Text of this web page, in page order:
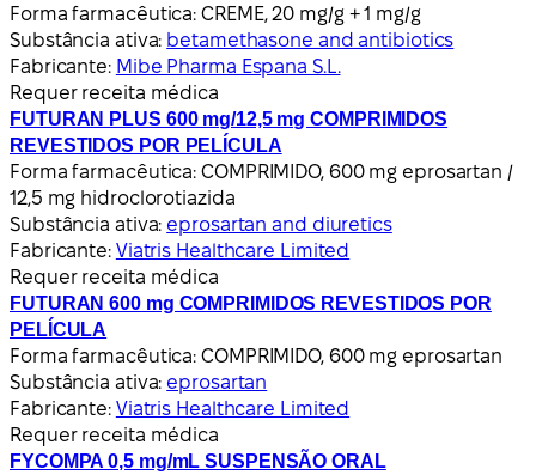
Forma farmacêutica: CREME, 20 mg/g + 1 mg/g
Substância ativa: betamethasone and antibiotics
Fabricante: Mibe Pharma Espana S.L.
Requer receita médica
FUTURAN PLUS 600 mg/12,5 mg COMPRIMIDOS
REVESTIDOS POR PELÍCULA
Forma farmacêutica: COMPRIMIDO, 600 mg eprosartan /
12,5 mg hidroclorotiazida
Substância ativa: eprosartan and diuretics
Fabricante: Viatris Healthcare Limited
Requer receita médica
FUTURAN 600 mg COMPRIMIDOS REVESTIDOS POR
PELÍCULA
Forma farmacêutica: COMPRIMIDO, 600 mg eprosartan
Substância ativa: eprosartan
Fabricante: Viatris Healthcare Limited
Requer receita médica
FYCOMPA 0,5 mg/mL SUSPENSÃO ORAL